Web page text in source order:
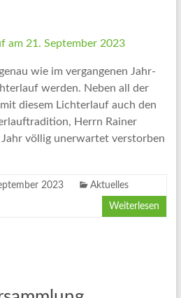
wie im vergangenen Jahr-
werden. Neben all der
diesem Lichterlauf auch den
Herrn Rainer
Jahr völlig unerwartet verstorben
2023 Aktuelles
Weiterlesen